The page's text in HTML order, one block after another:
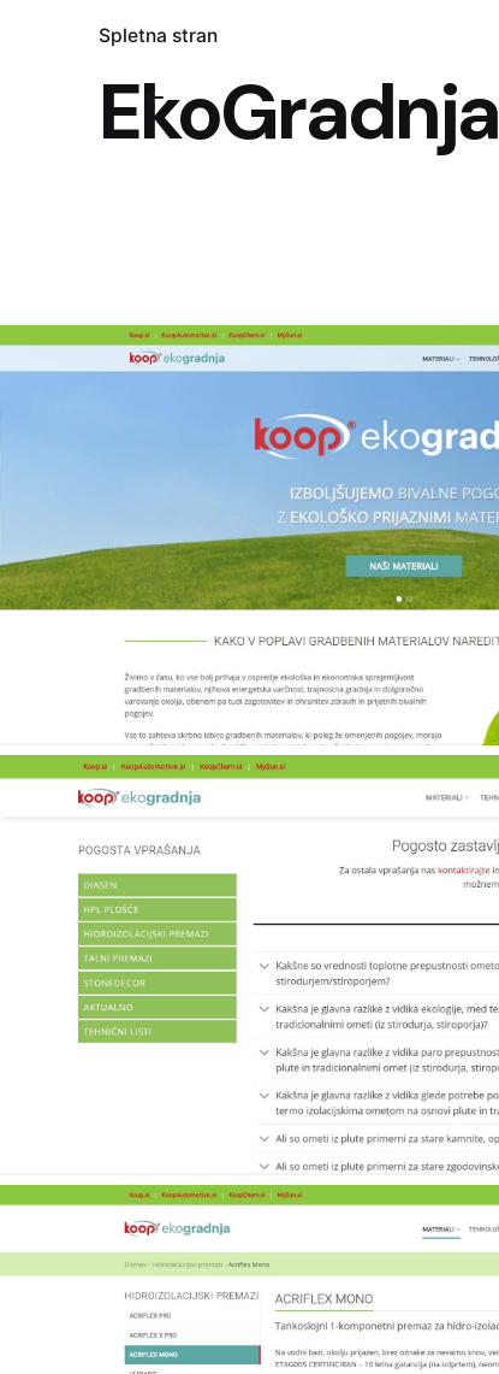
Spletna stran
EkoGradnja